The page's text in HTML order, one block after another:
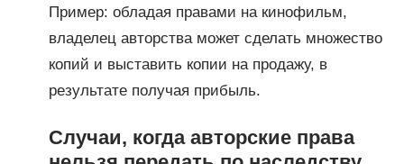
Пример: обладая правами на кинофильм,
владелец авторства может сделать множество
копий и выставить копии на продажу, в
результате получая прибыль.
Случаи, когда авторские права